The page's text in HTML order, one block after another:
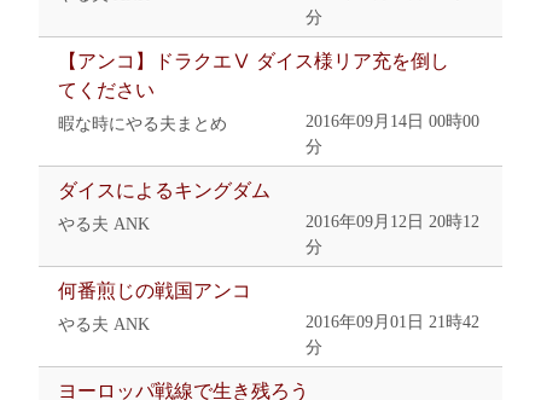
分
【アンコ】ドラクエⅤ ダイス様リア充を倒し
てください
暇な時にやる夫まとめ
2016年09月14日 00時00
分
ダイスによるキングダム
やる夫 ANK
2016年09月12日 20時12
分
何番煎じの戦国アンコ
やる夫 ANK
2016年09月01日 21時42
分
ヨーロッパ戦線で生き残ろう